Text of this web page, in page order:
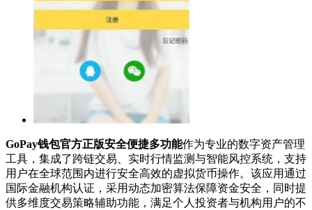
GoPay钱包官方正版安全便捷多功能作为专业的数字资产管理
工具，集成了跨链交易、实时行情监测与智能风控系统，支持
用户在全球范围内进行安全高效的虚拟货币操作。该应用通过
国际金融机构认证，采用动态加密算法保障资金安全，同时提
供多维度交易策略辅助功能，满足个人投资者与机构用户的不